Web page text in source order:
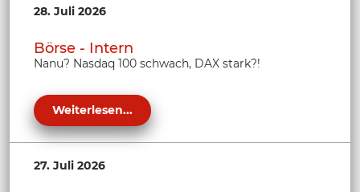
28. Juli 2026
Börse - Intern
Nanu? Nasdaq 100 schwach, DAX stark?!
Weiterlesen...
27. Juli 2026